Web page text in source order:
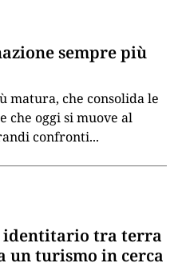
sempre più
matura, che consolida le
che oggi si muove al
confronti...
identitario tra terra
un turismo in cerca